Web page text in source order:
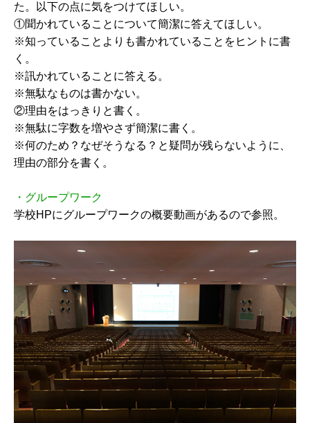
た。以下の点に気をつけてほしい。
①聞かれていることについて簡潔に答えてほしい。
※知っていることよりも書かれていることをヒントに書
く。
※訊かれていることに答える。
※無駄なものは書かない。
②理由をはっきりと書く。
※無駄に字数を増やさず簡潔に書く。
※何のため？なぜそうなる？と疑問が残らないように、
理由の部分を書く。
・グループワーク
学校HPにグループワークの概要動画があるので参照。